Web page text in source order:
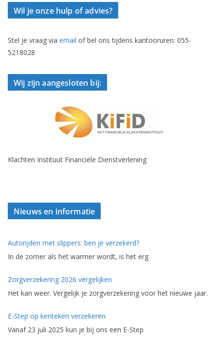
Wil je onze hulp of advies?
Stel je vraag via email of bel ons tijdens kantooruren: 055-
5218028
Wij zijn aangesloten bij:
Klachten Instituut Financiële Dienstverlening
Nieuws en informatie
Autorijden met slippers: ben je verzekerd?
In de zomer als het warmer wordt, is het erg
Zorgverzekering 2026 vergelijken
Het kan weer. Vergelijk je zorgverzekering voor het nieuwe jaar.
E-Step op kenteken verzekeren
Vanaf 23 juli 2025 kun je bij ons een E-Step